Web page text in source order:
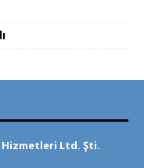
Hizmetleri Ltd. Şti.